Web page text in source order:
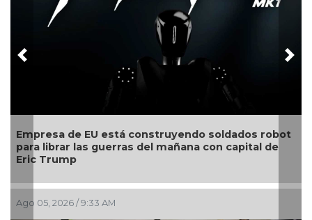
de EU está construyendo soldados robot
librar las guerras del mañana con capital de
Trump
05, 2026 / 9:33 AM
Previous